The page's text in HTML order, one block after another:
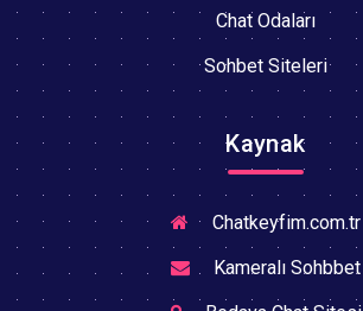
Chat Odaları
Sohbet Siteleri
Kaynak
Chatkeyfim.com.tr
Kameralı Sohbbet